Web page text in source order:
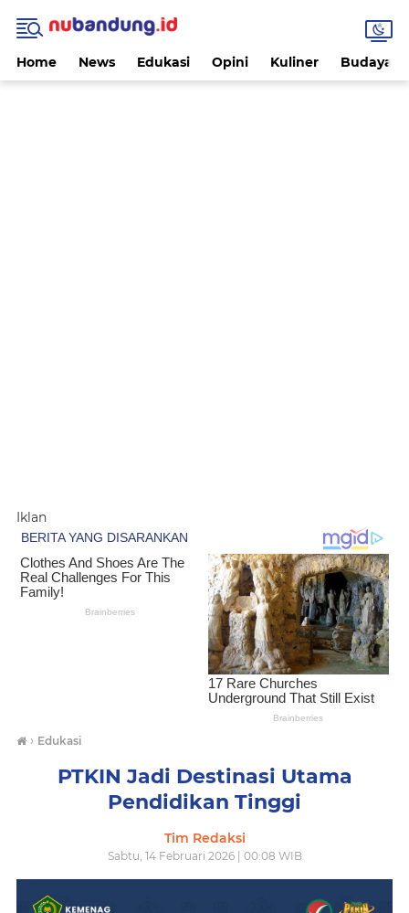
Home News Edukasi Opini Kuliner Budaya
Iklan
› Edukasi
PTKIN Jadi Destinasi Utama
Pendidikan Tinggi
Tim Redaksi
Sabtu, 14 Februari 2026 | 00:08 WIB